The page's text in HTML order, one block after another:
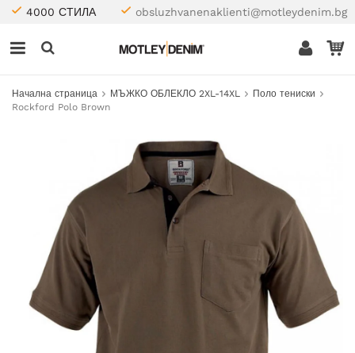
4000 СТИЛА obsluzhvanenaklienti@motleydenim.bg
Начална страница МЪЖКО ОБЛЕКЛО 2XL-14XL
Поло тениски
Rockford Polo Brown